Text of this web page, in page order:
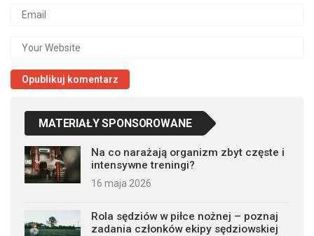
MATERIAŁY SPONSOROWANE
Na co narażają organizm zbyt częste i
intensywne treningi?
16 maja 2026
Rola sędziów w piłce nożnej – poznaj
zadania członków ekipy sędziowskiej